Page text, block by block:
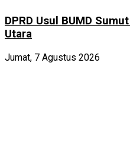
DPRD Usul BUMD
Utara
Jumat, 7 Agustus 2026